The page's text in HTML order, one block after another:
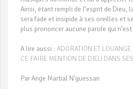
Ainsi, étant rempli de l’esprit de Dieu,
sera fade et insipide à ses oreilles et
plus prononcer aucune parole qui
A lire aussi : ADORATION ET
CE FAIRE MENTION DE DIEU DANS
Par Ange Martial N’guessan